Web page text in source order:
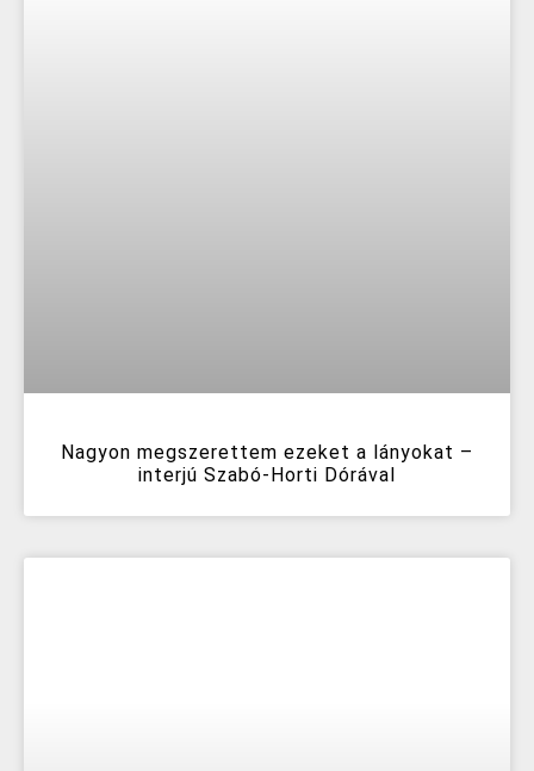
Nagyon megszerettem ezeket a lányokat –
interjú Szabó-Horti Dórával